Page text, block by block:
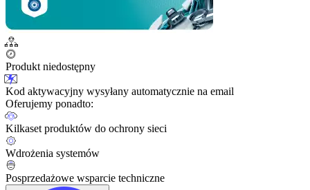
Produkt niedostępny
Kod aktywacyjny wysyłany automatycznie na email
Oferujemy ponadto:
Kilkaset produktów do ochrony sieci
Wdrożenia systemów
Posprzedażowe wsparcie techniczne